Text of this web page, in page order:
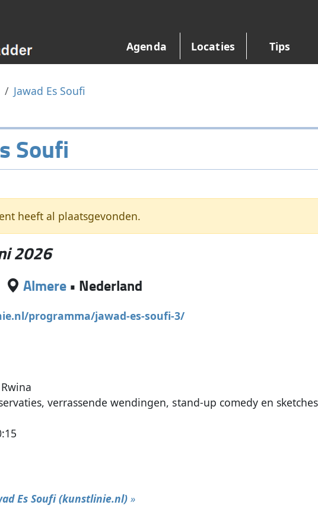
Agenda Locaties Tips
Jawad Es Soufi
Soufi
heeft al plaatsgevonden.
2026
Almere • Nederland
programma/jawad-es-soufi-3/
verrassende wendingen, stand-up comedy en
Es Soufi (kunstlinie.nl) »